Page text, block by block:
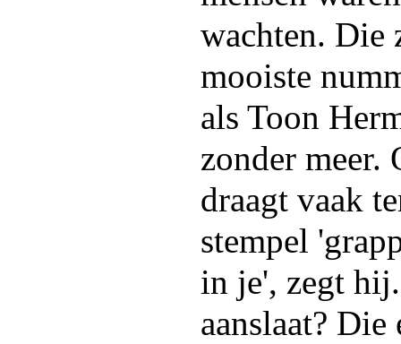
wachten. Die
mooiste
als Toon
zonder meer.
draagt vaak
stempel
in je', zegt
aanslaat?